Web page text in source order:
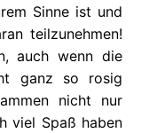
Sinne ist und
teilzunehmen!
auch wenn die
ganz so rosig
nicht nur
viel Spaß haben